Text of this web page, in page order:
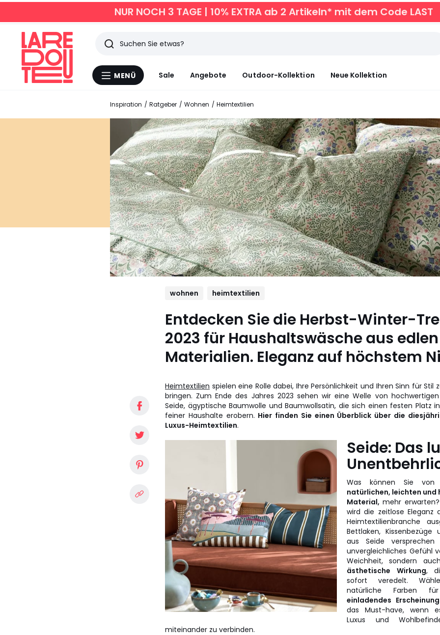
NUR NOCH 3 TAGE | 10% EXTRA ab 2 Artikeln* mit dem Code LAST
Menü
MENÜ Sale Angebote Outdoor-Kollektion Neue Kollektion
Suchen
Zuletzt
angesehen
Artikel
Inspiration Ratgeber Wohnen Heimtextilien
wohnen heimtextilien
Entdecken Sie die Herbst-Winter-
2023 für Haushaltswäsche aus edlen
Materialien. Eleganz auf höchstem
Heimtextilien spielen eine Rolle dabei, Ihre Persönlichkeit und Ihren Sinn für Stil
bringen. Zum Ende des Jahres 2023 sehen wir eine Welle von
Seide, ägyptische Baumwolle und Baumwollsatin, die sich einen festen Platz
feiner Haushalte erobern. Hier finden Sie einen Überblick über die
Luxus-Heimtextilien.
Seide: Das
Was können Sie
natürlichen, leichten und
Material, mehr
wird die zeitlose Eleganz
Heimtextilienbranche
Bettlaken, Kissenbezüge
aus Seide
unvergleichliches Gefühl
Weichheit, sondern
ästhetische Wirkung,
sofort veredelt.
natürliche Farben
einladendes
das Must-have, wenn
Luxus und
miteinander zu verbinden.